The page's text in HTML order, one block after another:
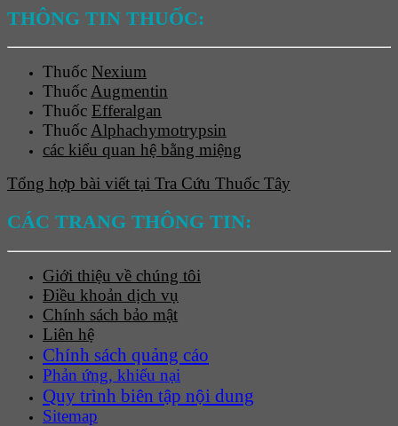
THÔNG TIN THUỐC:
Thuốc Nexium
ThuốcAugmentin
Thuốc Efferalgan
ThuốcAlphachymotrypsin
các kiểu quan hệ bằng miệng
Tổng hợp bài viết tại Tra Cứu Thuốc Tây
CÁC TRANG THÔNG TIN:
Giới thiệu về chúng tôi
Điều khoản dịch vụ
Chính sách bảo mật
Liên hệ
Chính sách quảng cáo
Phản ứng, khiếu nại
Quy trình biên tập nội dung
Sitemap